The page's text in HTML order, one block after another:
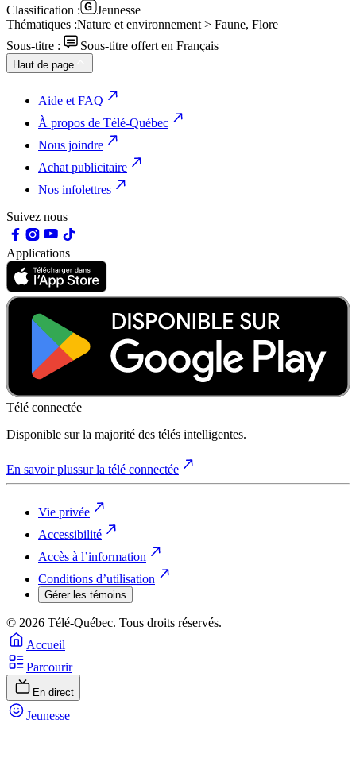
Classification :
Jeunesse
Thématiques :Nature et environnement > Faune, Flore
Sous-titre :
Sous-titre offert en Français
Haut de page
Aide et FAQ
À propos de Télé-Québec
Nous joindre
Achat publicitaire
Nos infolettres
Suivez nous
Applications
Télé connectée
Disponible sur la majorité des télés intelligentes.
En savoir plussur la télé connectée
Vie privée
Accessibilité
Accès à l’information
Conditions d’utilisation
Gérer les témoins
© 2026 Télé-Québec. Tous droits réservés.
Accueil
Parcourir
En direct
Jeunesse